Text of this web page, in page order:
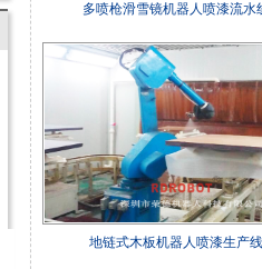
多喷枪滑雪镜机器人喷漆流水
地链式木板机器人喷漆生产线